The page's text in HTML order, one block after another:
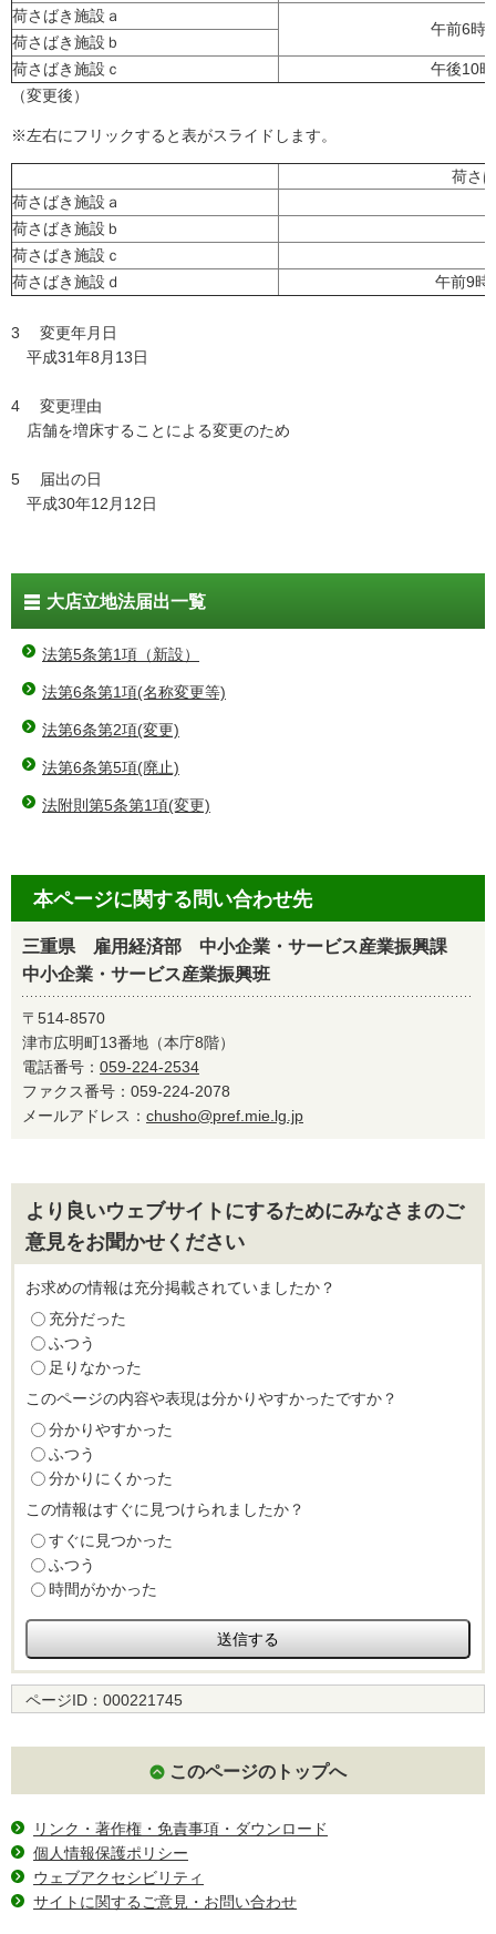
荷さばき施設ａ
午前6時
荷さばき施設ｂ
荷さばき施設ｃ
午後10
（変更後）
※左右にフリックすると表がスライドします。
荷さ
荷さばき施設ａ
荷さばき施設ｂ
荷さばき施設ｃ
荷さばき施設ｄ
午前9時
3 変更年月日
平成31年8月13日
4 変更理由
店舗を増床することによる変更のため
5 届出の日
平成30年12月12日
大店立地法届出一覧
法第5条第1項（新設）
法第6条第1項(名称変更等)
法第6条第2項(変更)
法第6条第5項(廃止)
法附則第5条第1項(変更)
本ページに関する問い合わせ先
三重県 雇用経済部 中小企業・サービス産業振興課
中小企業・サービス産業振興班
〒514-8570
津市広明町13番地（本庁8階）
電話番号： 059-224-2534
ファクス番号：059-224-2078
メールアドレス： chusho@pref.mie.lg.jp
より良いウェブサイトにするためにみなさまのご
意見をお聞かせください
お求めの情報は充分掲載されていましたか？
充分だった
ふつう
足りなかった
このページの内容や表現は分かりやすかったですか？
分かりやすかった
ふつう
分かりにくかった
この情報はすぐに見つけられましたか？
すぐに見つかった
ふつう
時間がかかった
ページID： 000221745
このページのトップへ
リンク・著作権・免責事項・ダウンロード
個人情報保護ポリシー
ウェブアクセシビリティ
サイトに関するご意見・お問い合わせ